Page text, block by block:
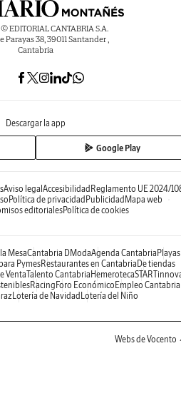
EDITORIAL CANTABRIA S.A.
Parayas 38, 39011 Santander ,
Cantabria
Descargar la app
Google Play
Aviso legal Accesibilidad Reglamento UE 2024/
Política de privacidad Publicidad Mapa web
editorialesPolítica de cookies
MesaCantabria DModaAgenda Cantabria Playas
PymesRestaurantes en Cantabria De tiendas
VentaTalento Cantabria Hemeroteca
Racing Foro Económico Empleo Cantabria
Lotería de Navidad Lotería del Niño
Webs de Vocento